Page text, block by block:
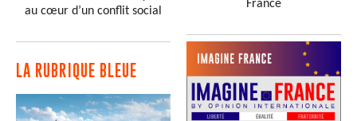
au cœur d’un conflit social
LA RUBRIQUE BLEUE
France